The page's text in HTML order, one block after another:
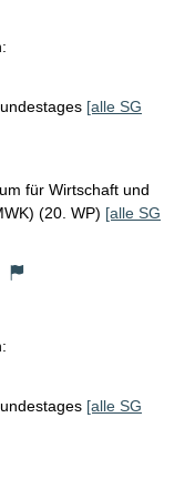
[alle SG
für Wirtschaft und
(20. WP) [alle SG
[alle SG